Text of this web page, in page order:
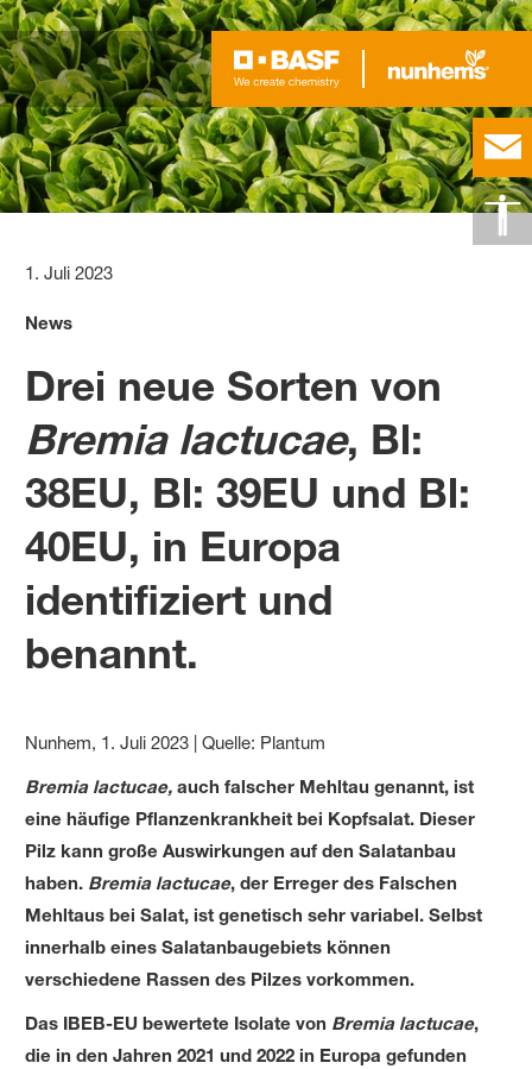
1. Juli 2023
News
Drei neue Sorten von
Bremia lactucae, Bl:
38EU, Bl: 39EU und Bl:
40EU, in Europa
identifiziert und
benannt.
Nunhem, 1. Juli 2023 | Quelle: Plantum
Bremia lactucae, auch falscher Mehltau genannt, ist
eine häufige Pflanzenkrankheit bei Kopfsalat. Dieser
Pilz kann große Auswirkungen auf den Salatanbau
haben. Bremia lactucae, der Erreger des Falschen
Mehltaus bei Salat, ist genetisch sehr variabel. Selbst
innerhalb eines Salatanbaugebiets können
verschiedene Rassen des Pilzes vorkommen.
Das IBEB-EU bewertete Isolate von Bremia lactucae,
die in den Jahren 2021 und 2022 in Europa gefunden